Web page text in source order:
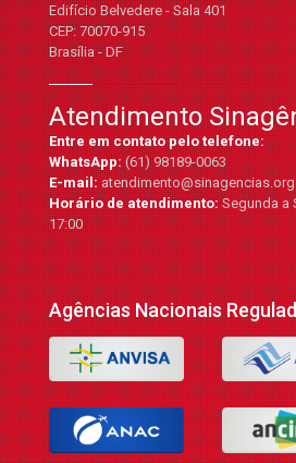
Edifício Belvedere - Sala 401
CEP: 70070-915
Brasília - DF
Atendimento
Entre em contato pelo telefone:
WhatsApp:(61) 98189-0063
E-mail:
Horário de atendimento:Segunda a
17:00
Agências Nacionais